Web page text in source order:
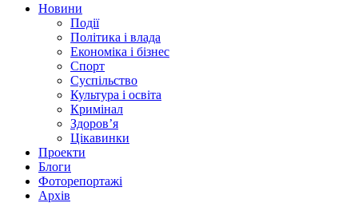
Новини
Події
Політика і влада
Економіка і бізнес
Спорт
Суспільство
Культура і освіта
Кримінал
Здоров’я
Цікавинки
Проекти
Блоги
Фоторепортажі
Архів